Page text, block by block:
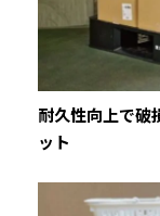
耐久性向上で破
ット